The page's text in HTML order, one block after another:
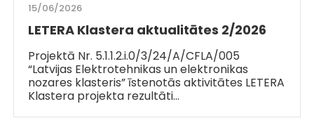
15/06/2026
LETERA Klastera aktualitātes 2/2026
Projektā Nr. 5.1.1.2.i.0/3/24/A/CFLA/005
“Latvijas Elektrotehnikas un elektronikas
nozares klasteris” īstenotās aktivitātes LETERA
Klastera projekta rezultāti…